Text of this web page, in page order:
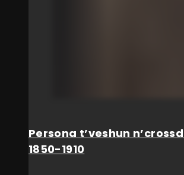
Persona t’veshun
1850-1910